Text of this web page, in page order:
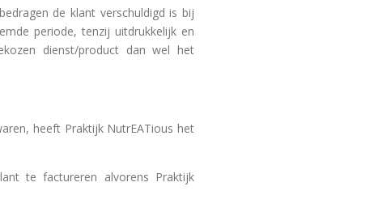
de klant verschuldigd is bij
periode, tenzij uitdrukkelijk en
dienst/product dan wel het
heeft Praktijk NutrEATious het
te factureren alvorens Praktijk